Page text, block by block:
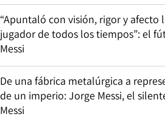
“Apuntaló con visión, rigor y afecto
jugador de todos los tiempos”: el
Messi
De una fábrica metalúrgica a
de un imperio: Jorge Messi, el
Messi